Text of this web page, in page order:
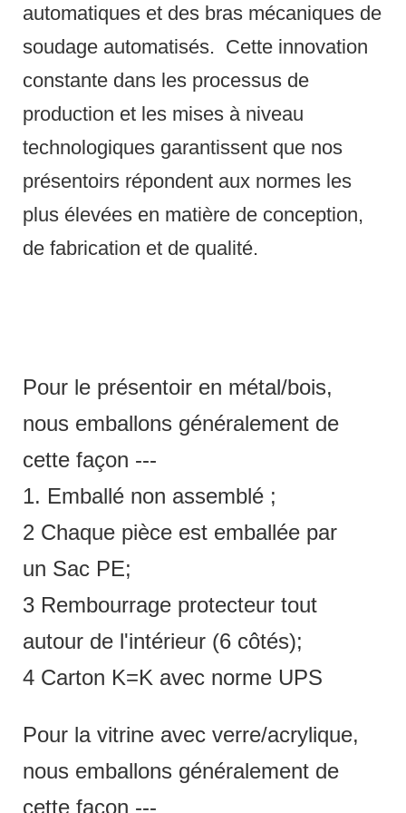
automatiques et des bras mécaniques de
soudage automatisés. Cette innovation
constante dans les processus de
production et les mises à niveau
technologiques garantissent que nos
présentoirs répondent aux normes les
plus élevées en matière de conception,
de fabrication et de qualité.
Pour le présentoir en métal/bois,
nous emballons généralement de
cette façon ---
1. Emballé non assemblé ;
2 Chaque pièce est emballée par
un Sac PE;
3 Rembourrage protecteur tout
autour de l'intérieur (6 côtés);
4 Carton K=K avec norme UPS
Pour la vitrine avec verre/acrylique,
nous emballons généralement de
cette façon ---